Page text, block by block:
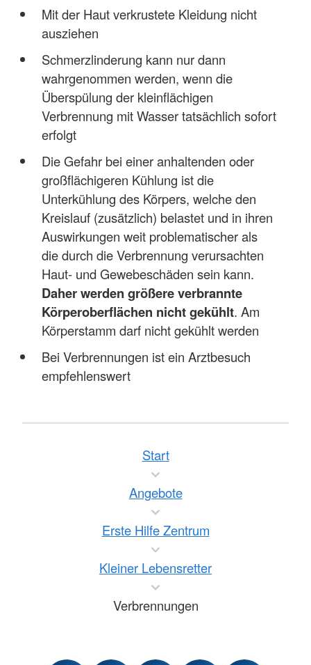
Mit der Haut verkrustete Kleidung nicht
ausziehen
Schmerzlinderung kann nur dann
wahrgenommen werden, wenn die
Überspülung der kleinflächigen
Verbrennung mit Wasser tatsächlich sofort
erfolgt
Die Gefahr bei einer anhaltenden oder
großflächigeren Kühlung ist die
Unterkühlung des Körpers, welche den
Kreislauf (zusätzlich) belastet und in ihren
Auswirkungen weit problematischer als
die durch die Verbrennung verursachten
Haut- und Gewebeschäden sein kann.
Daher werden größere verbrannte
Körperoberflächen nicht gekühlt. Am
Körperstamm darf nicht gekühlt werden
Bei Verbrennungen ist ein Arztbesuch
empfehlenswert
Start
Angebote
Erste Hilfe Zentrum
Kleiner Lebensretter
Verbrennungen